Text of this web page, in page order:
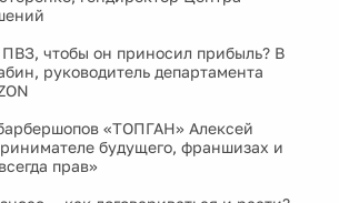
чтобы он приносил прибыль? В
руководитель департамента
«ТОПГАН» Алексей
будущего, франшизах и
прав»